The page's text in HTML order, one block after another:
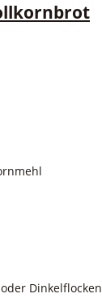
Dinkelflocken